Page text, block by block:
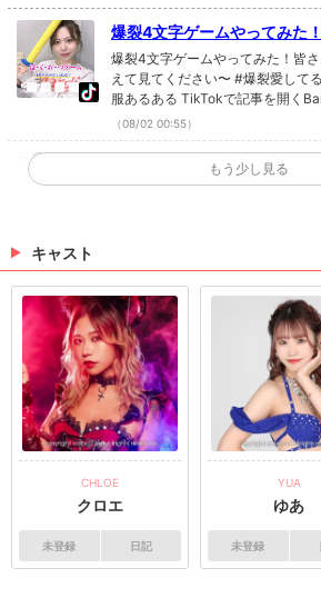
爆裂4文字ゲームやってみた
文字考えて見てください〜 #
ョーガール #黒服あるある
爆裂4文字ゲームやってみた！皆
えて見てください〜 #爆裂愛してる #ショーガール #黒
服あるある TikTokで記事を開くBambooのTikTokのフ
ォローといいね！もお願いします❤
（08/02 00:55）
彼女の誕生日が迫ってる男性
生日プレゼント #ショーパブ
彼女の誕生日が迫ってる男性、必見です‼️ #
ムバッペ？エンバペ？この有
名前わかるか？ #ワールドカ
表 #エムバペ #ショーパブ #シ
ムバッペ？エンバペ？この有名サ
かるか？ #ワールドカップ #フランス代表 #エムバペ #
ショーパブ #ショーガール TikTokで記事を開くBambo
oのTikTokのフォローといいね！
（07/23 01:16）
もう少し見る
キャスト
CHLOE
クロエ
未登録 日記
YUA
ゆあ
未登録